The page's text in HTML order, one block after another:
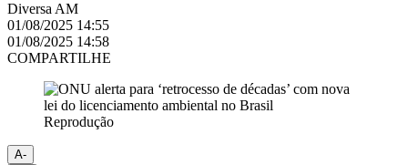
Diversa AM
01/08/2025 14:55
01/08/2025 14:58
COMPARTILHE
Reprodução
A-